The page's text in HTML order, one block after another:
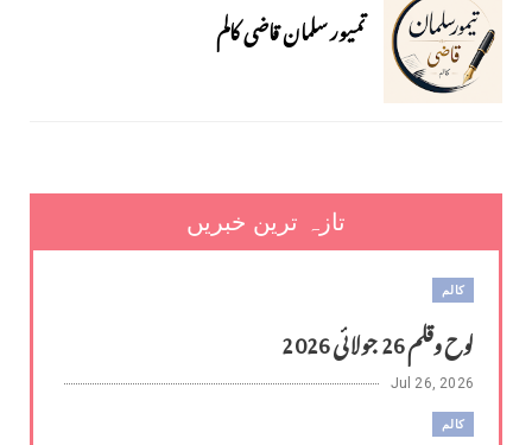
تمیور سلمان قاضی کالم
تازہ ترین خبریں
کالم
لوح وقلم 26 جولائی 2026
Jul 26, 2026
کالم